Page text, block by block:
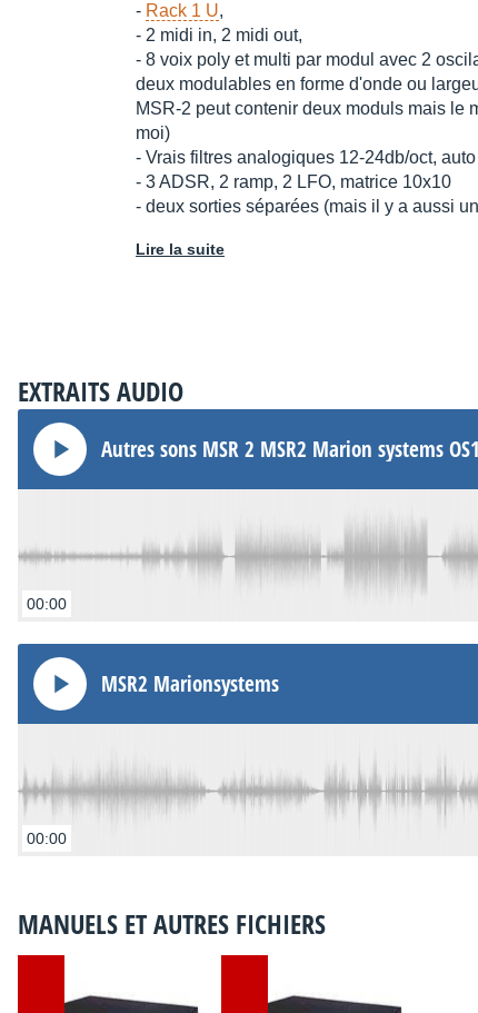
- Rack 1 U,
- 2 midi in, 2 midi out,
- 8 voix poly et multi par modul avec 2
deux modulables en forme d'onde ou
MSR-2 peut contenir deux moduls mais le
moi)
- Vrais filtres analogiques 12-24db/oct,
- 3 ADSR, 2 ramp, 2 LFO, matrice 10x10
- deux sorties séparées (mais il y a aussi
Lire la suite
EXTRAITS AUDIO
Autres sons MSR 2 MSR2 Marion systems OS1
00:00
MSR2 Marionsystems
00:00
MANUELS ET AUTRES FICHIERS